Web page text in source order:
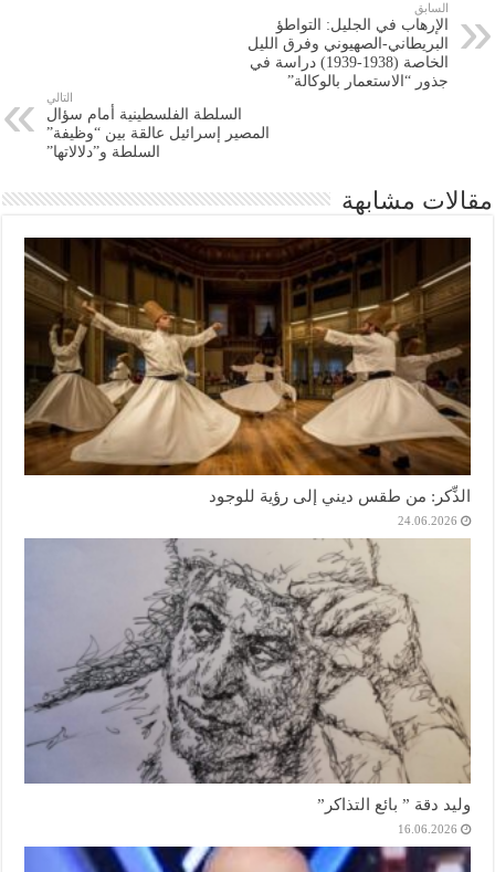
السابق
الإرهاب في الجليل: التواطؤ
البريطاني-الصهيوني وفرق الليل
الخاصة (1938-1939) دراسة في
جذور “الاستعمار بالوكالة”
التالي
السلطة الفلسطينية أمام سؤال
المصير إسرائيل عالقة بين “وظيفة”
السلطة و”دلالاتها”
مقالات مشابهة
الذِّكر: من طقس ديني إلى رؤية للوجود
24.06.2026
وليد دقة ” بائع التذاكر”
16.06.2026